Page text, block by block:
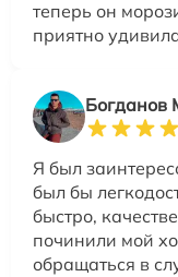
теперь он
приятно
Богданов
Я был
был бы
быстро,
починили мой
обращаться в